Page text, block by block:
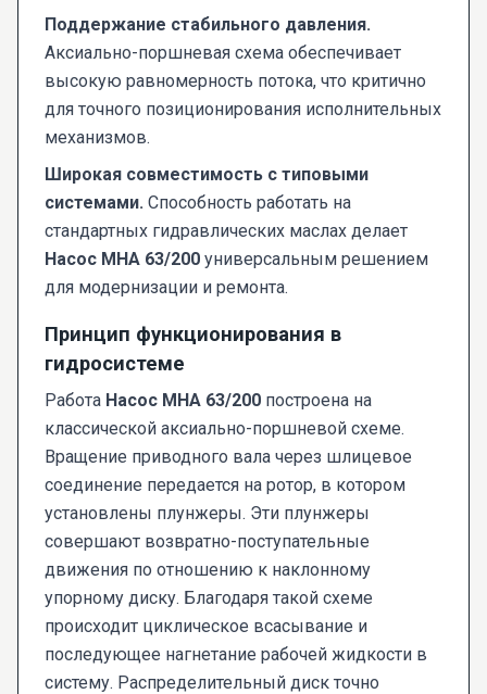
Поддержание стабильного давления.
Аксиально-поршневая схема обеспечивает
высокую равномерность потока, что критично
для точного позиционирования исполнительных
механизмов.
Широкая совместимость с типовыми
системами. Способность работать на
стандартных гидравлических маслах делает
Насос МНА 63/200 универсальным решением
для модернизации и ремонта.
Принцип функционирования в
гидросистеме
Работа Насос МНА 63/200 построена на
классической аксиально-поршневой схеме.
Вращение приводного вала через шлицевое
соединение передается на ротор, в котором
установлены плунжеры. Эти плунжеры
совершают возвратно-поступательные
движения по отношению к наклонному
упорному диску. Благодаря такой схеме
происходит циклическое всасывание и
последующее нагнетание рабочей жидкости в
систему. Распределительный диск точно